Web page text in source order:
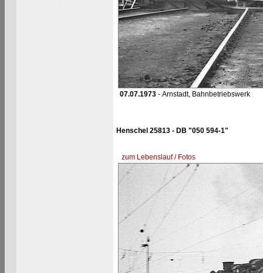
07.07.1973- Arnstadt, Bahnbetriebswerk
Henschel 25813 - DB "050 594-1"
zum Lebenslauf / Fotos